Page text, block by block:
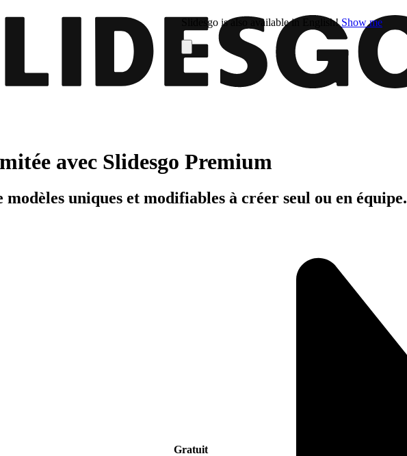
Slidesgo is also available in English! Show me
avec Slidesgo Premium
modèles uniques et modifiables à créer seul ou en équipe.
Gratuit